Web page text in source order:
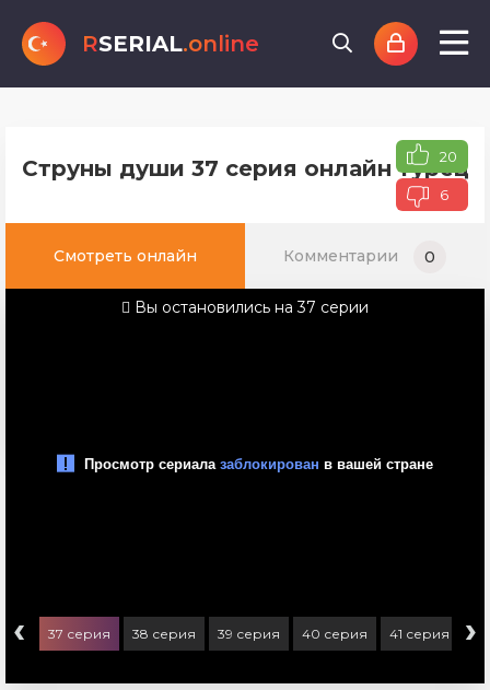
RSERIAL.online
Струны души 37 серия онлайн 20
6
Смотреть онлайн Комментарии 0
Вы остановились на 37 серии
‹ 37 серия 38 серия 39 серия 40 серия 41 серия ›